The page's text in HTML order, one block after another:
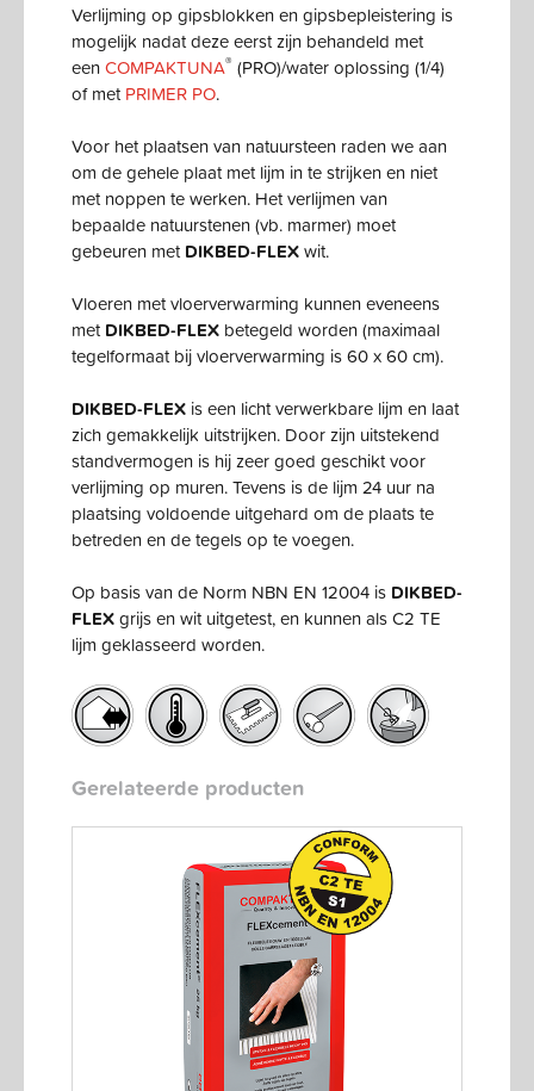
Verlijming op gipsblokken en gipsbepleistering is
mogelijk nadat deze eerst zijn behandeld met
eenCOMPAKTUNA® (PRO)/water oplossing (1/4)
of met PRIMER PO.
Voor het plaatsen van natuursteen raden we aan
om de gehele plaat met lijm in te strijken en niet
met noppen te werken. Het verlijmen van
bepaalde natuurstenen (vb. marmer) moet
gebeuren met DIKBED-FLEXwit.
Vloeren met vloerverwarming kunnen eveneens
met DIKBED-FLEX betegeld worden (maximaal
tegelformaat bij vloerverwarming is 60 x 60 cm).
DIKBED-FLEX is een licht verwerkbare lijm en laat
zich gemakkelijk uitstrijken. Door zijn uitstekend
standvermogen is hij zeer goed geschikt voor
verlijming op muren. Tevens is de lijm 24 uur na
plaatsing voldoende uitgehard om de plaats te
betreden en de tegels op te voegen.
Op basis van de Norm NBN EN 12004 is DIKBED-
FLEXgrijs en wit uitgetest, en kunnen als C2 TE
lijm geklasseerd worden.
Gerelateerde producten